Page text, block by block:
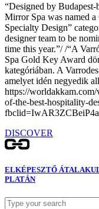
“Designed by Budapest-
Mirror Spa was named
Specialty Design”
designer team to be
time this year.”/ /“A
Spa Gold Key Award
kategóriában. A
amelyet idén negyedik
https://
of-the-best-hospitality-
DISCOVER
ELKÉPESZTŐ
PLATÁN
Search